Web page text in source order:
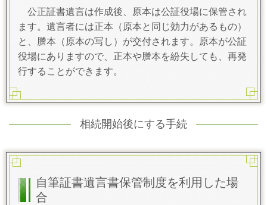
公正証書遺言は作成後、原本は公証役場に保管され
ます。遺言者には正本（原本と同じ効力があるもの）
と、謄本（原本の写し）が交付されます。原本が公証
役場にありますので、正本や謄本を紛失しても、再発
行することができます。
相続開始後にする手続
自筆証書遺言書保管制度を利用した場
合